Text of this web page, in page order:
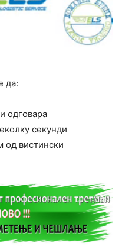
да:
одговара
секунди
од вистински